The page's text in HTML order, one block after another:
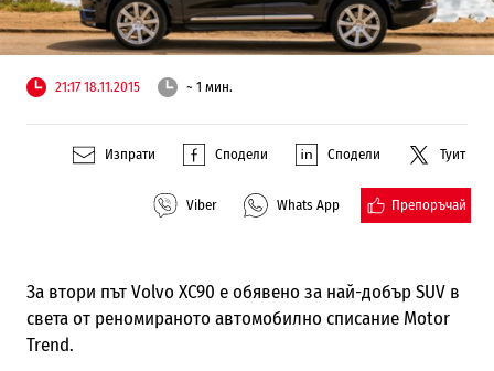
21:17 18.11.2015 ~ 1 мин.
Изпрати Сподели Сподели Туит
Viber Whats App Препоръчай
За втори пътVolvo XC90 е обявено за най-добърSUV в
света от реномираното автомобилно списание Motor
Trend.